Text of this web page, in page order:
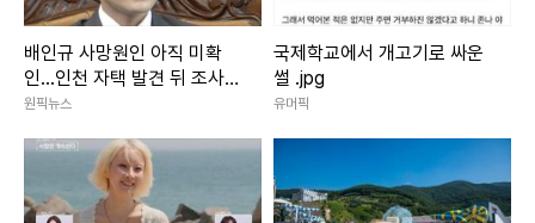
배인규 사망원인 아직 미확
인...인천 자택 발견 뒤 조사
진행
원픽뉴스
국제학교에서 개고기로 싸운
썰 .jpg
유머픽